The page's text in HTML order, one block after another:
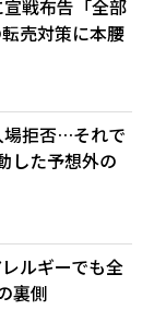
戦布告「全部
売対策に本腰
場拒否…それで
した予想外の
ルギーでも全
裏側